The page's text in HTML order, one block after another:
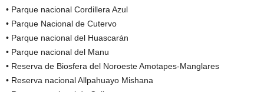
• Parque nacional Cordillera Azul
• Parque Nacional de Cutervo
• Parque nacional del Huascarán
• Parque nacional del Manu
• Reserva de Biosfera del Noroeste Amotapes-Manglares
• Reserva nacional Allpahuayo Mishana